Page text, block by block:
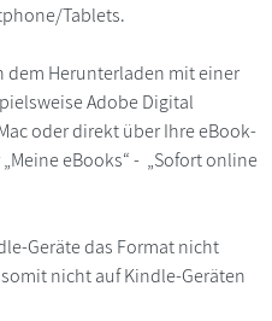
Tablets.
dem Herunterladen mit einer
Adobe Digital
oder direkt über Ihre eBook-
eBooks“ - „Sofort online
Geräte das Format nicht
nicht auf Kindle-Geräten